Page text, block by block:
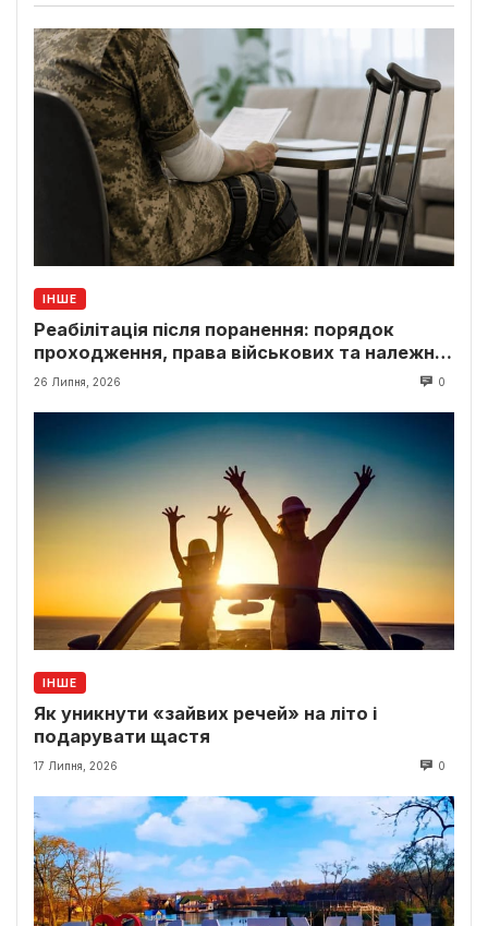
ІНШЕ
Реабілітація після поранення: порядок
проходження, права військових та належні
виплати
26 Липня, 2026 0
ІНШЕ
Як уникнути «зайвих речей» на літо і
подарувати щастя
17 Липня, 2026 0